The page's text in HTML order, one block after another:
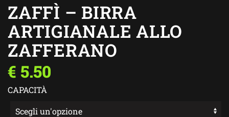
ZAFFÌ – BIRRA
ARTIGIANALE ALLO
ZAFFERANO
€ 5.50
CAPACITÀ